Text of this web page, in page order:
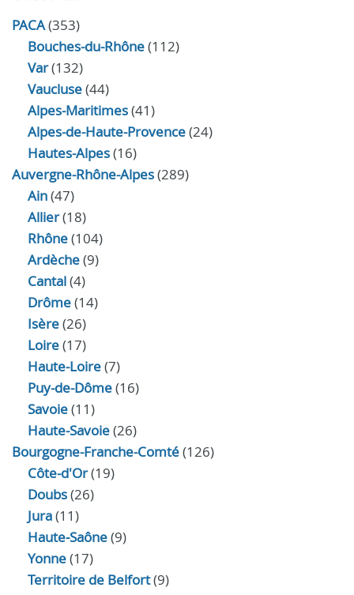
PACA(353)
Bouches-du-Rhône(112)
Var(132)
Vaucluse(44)
Alpes-Maritimes(41)
Alpes-de-Haute-Provence(24)
Hautes-Alpes(16)
Auvergne-Rhône-Alpes(289)
Ain(47)
Allier(18)
Rhône(104)
Ardèche(9)
Cantal(4)
Drôme(14)
Isère(26)
Loire(17)
Haute-Loire(7)
Puy-de-Dôme(16)
Savoie(11)
Haute-Savoie(26)
Bourgogne-Franche-Comté(126)
Côte-d'Or(19)
Doubs(26)
Jura(11)
Haute‑Saône(9)
Yonne(17)
Territoire de Belfort(9)